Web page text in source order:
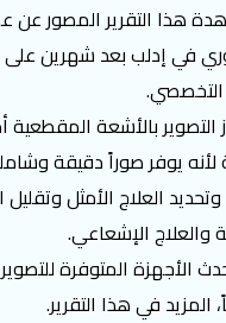
هذا التقرير المصور عن
في إدلب بعد شهرين
التخصصي.
التصوير بالأشعة
لأنه يوفر صوراً دقيقة
وتحديد العلاج الأمثل
والعلاج الإشعاعي.
الأجهزة المتوفرة
في هذا التقرير.